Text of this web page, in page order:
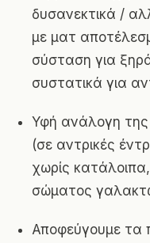
δυσανεκτικά /
με ματ
σύσταση για
συστατικά για
Υφή ανάλογη της
(σε αντρικές
χωρίς
σώματος
Αποφεύγουμε τα